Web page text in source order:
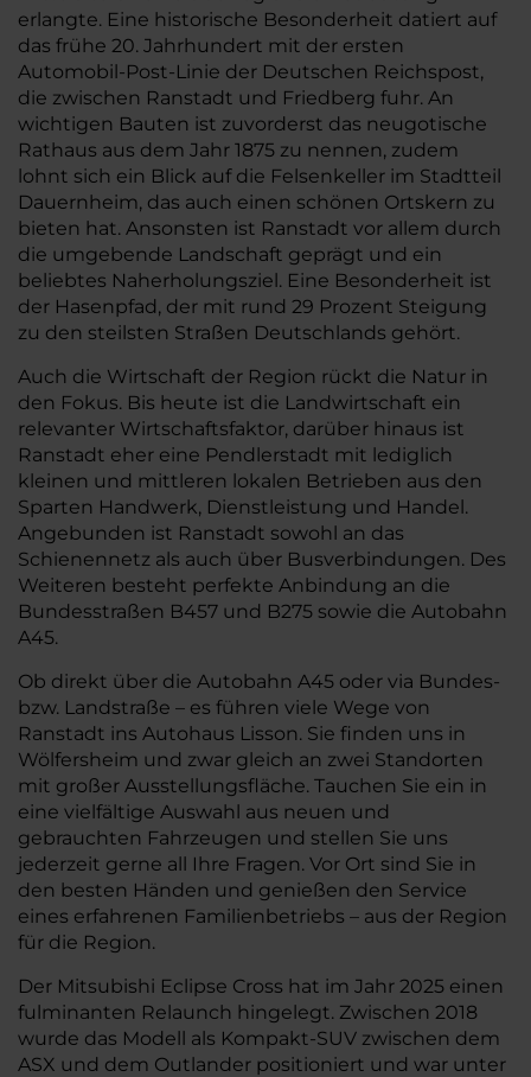
erlangte. Eine historische Besonderheit datiert auf
das frühe 20. Jahrhundert mit der ersten
Automobil-Post-Linie der Deutschen Reichspost,
die zwischen Ranstadt und Friedberg fuhr. An
wichtigen Bauten ist zuvorderst das neugotische
Rathaus aus dem Jahr 1875 zu nennen, zudem
lohnt sich ein Blick auf die Felsenkeller im Stadtteil
Dauernheim, das auch einen schönen Ortskern zu
bieten hat. Ansonsten ist Ranstadt vor allem durch
die umgebende Landschaft geprägt und ein
beliebtes Naherholungsziel. Eine Besonderheit ist
der Hasenpfad, der mit rund 29 Prozent Steigung
zu den steilsten Straßen Deutschlands gehört.
Auch die Wirtschaft der Region rückt die Natur in
den Fokus. Bis heute ist die Landwirtschaft ein
relevanter Wirtschaftsfaktor, darüber hinaus ist
Ranstadt eher eine Pendlerstadt mit lediglich
kleinen und mittleren lokalen Betrieben aus den
Sparten Handwerk, Dienstleistung und Handel.
Angebunden ist Ranstadt sowohl an das
Schienennetz als auch über Busverbindungen. Des
Weiteren besteht perfekte Anbindung an die
Bundesstraßen B457 und B275 sowie die Autobahn
A45.
Ob direkt über die Autobahn A45 oder via Bundes-
bzw. Landstraße – es führen viele Wege von
Ranstadt ins Autohaus Lisson. Sie finden uns in
Wölfersheim und zwar gleich an zwei Standorten
mit großer Ausstellungsfläche. Tauchen Sie ein in
eine vielfältige Auswahl aus neuen und
gebrauchten Fahrzeugen und stellen Sie uns
jederzeit gerne all Ihre Fragen. Vor Ort sind Sie in
den besten Händen und genießen den Service
eines erfahrenen Familienbetriebs – aus der Region
für die Region.
Der Mitsubishi Eclipse Cross hat im Jahr 2025 einen
fulminanten Relaunch hingelegt. Zwischen 2018
wurde das Modell als Kompakt-SUV zwischen dem
ASX und dem Outlander positioniert und war unter